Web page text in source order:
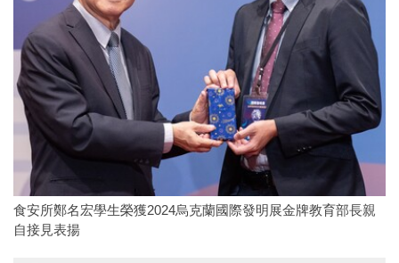
食安所鄭名宏學生榮獲2024烏克蘭國際發明展金牌教育部長親
自接見表揚